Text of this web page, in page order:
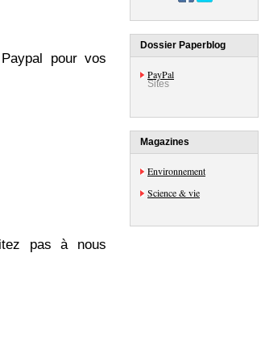
pour vos
pas à nous
Dossier Paperblog
PayPal
Sites
Magazines
Environnement
Science & vie